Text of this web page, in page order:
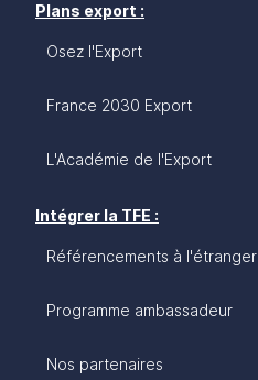
Plans export :
Osez l'Export
France 2030 Export
L'Académie de l'Export
Intégrer la TFE :
Référencements à l'étranger
Programme ambassadeur
Nos partenaires